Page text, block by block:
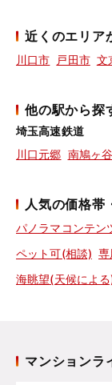
近くのエリア
川口市 戸田市 文
他の駅から探
埼玉高速鉄道
川口元郷 南鳩ヶ谷
人気の価格帯
パノラマコンテン
ペット可(相談) 専
海眺望(天候による
マンションラ